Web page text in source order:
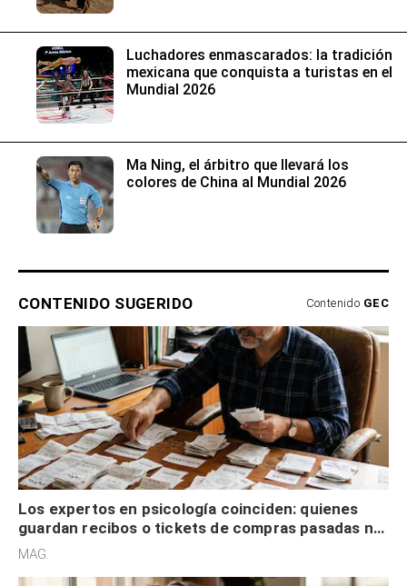
Luchadores enmascarados: la tradición
mexicana que conquista a turistas en el
Mundial 2026
Ma Ning, el árbitro que llevará los
colores de China al Mundial 2026
CONTENIDO SUGERIDO Contenido GEC
Los expertos en psicología coinciden: quienes
guardan recibos o tickets de compras pasadas no
son acumuladores, sino que tienen necesidad de
MAG.